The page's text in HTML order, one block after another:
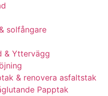
solfångare
& Yttervägg
& renovera asfaltstak
Papptak